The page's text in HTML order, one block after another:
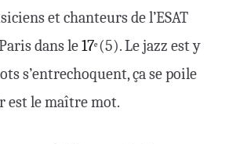
et chanteurs de l’ESAT
dans le17e (5). Le jazz est y
s’entrechoquent, ça se poile
est le maître mot.